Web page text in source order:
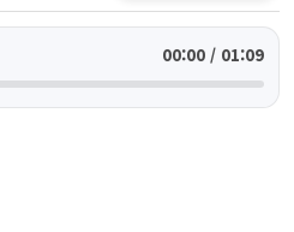
00:00 / 01:09